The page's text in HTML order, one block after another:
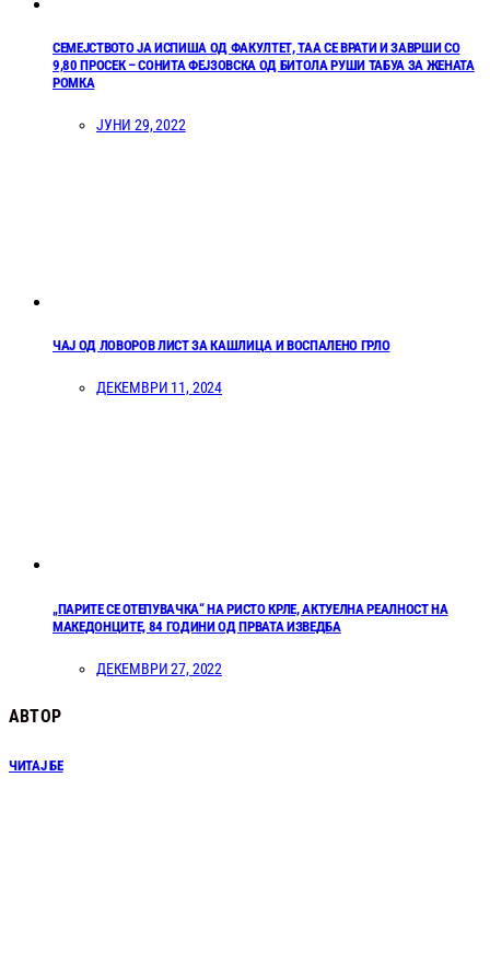
СЕМЕЈСТВОТО ЈА ИСПИША ОД ФАКУЛТЕТ, ТАА СЕ ВРАТИ И ЗАВРШИ СО
9,80 ПРОСЕК – СОНИТА ФЕЈЗОВСКА ОД БИТОЛА РУШИ ТАБУА ЗА ЖЕНАТА
РОМКА
ЈУНИ 29, 2022
ЧАЈ ОД ЛОВОРОВ ЛИСТ ЗА КАШЛИЦА И ВОСПАЛЕНО ГРЛО
ДЕКЕМВРИ 11, 2024
„ПАРИТЕ СЕ ОТЕПУВАЧКА“ НА РИСТО КРЛЕ, АКТУЕЛНА РЕАЛНОСТ НА
МАКЕДОНЦИТЕ, 84 ГОДИНИ ОД ПРВАТА ИЗВЕДБА
ДЕКЕМВРИ 27, 2022
АВТОР
ЧИТАЈ БЕ